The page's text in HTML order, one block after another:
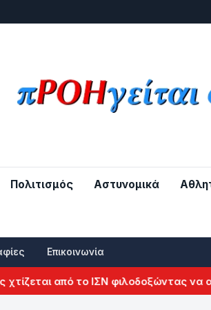
Πολιτισμός Αστυνομικά
Επικοινωνία
από το ΙΣΝ φιλοδοξώντας να